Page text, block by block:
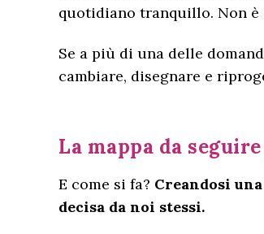
quotidiano tranquillo. Non è
Se a più di una delle
cambiare, disegnare e
La mappa da
E come si fa? Creandosi
decisa da noi stessi.